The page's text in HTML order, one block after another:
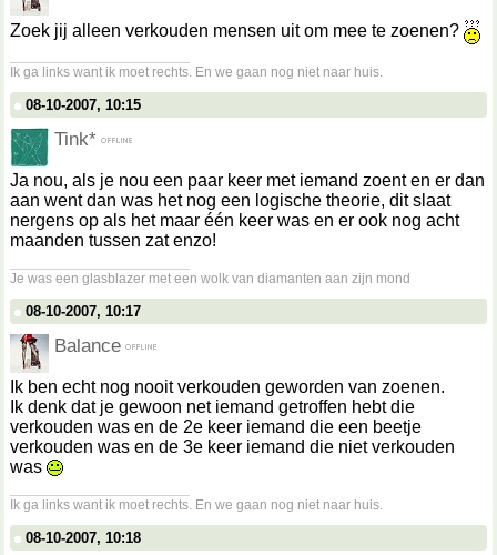
Zoek jij alleen verkouden mensen uit om mee te zoenen?
Ik ga links want ik moet rechts. En we gaan nog niet naar huis.
08-10-2007, 10:15
Tink*
Ja nou, als je nou een paar keer met iemand zoent en er dan
aan went dan was het nog een logische theorie, dit slaat
nergens op als het maar één keer was en er ook nog acht
maanden tussen zat enzo!
Je was een glasblazer met een wolk van diamanten aan zijn mond
08-10-2007, 10:17
Balance
Ik ben echt nog nooit verkouden geworden van zoenen.
Ik denk dat je gewoon net iemand getroffen hebt die
verkouden was en de 2e keer iemand die een beetje
verkouden was en de 3e keer iemand die niet verkouden
was
Ik ga links want ik moet rechts. En we gaan nog niet naar huis.
08-10-2007, 10:18